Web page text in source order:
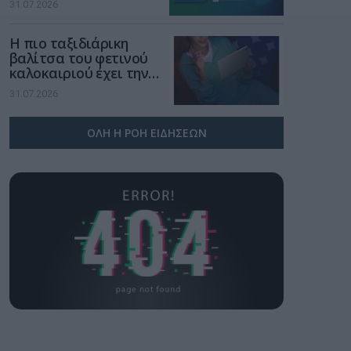
χώρο της άμυνας
31.07.2026
Η πιο ταξιδιάρικη
βαλίτσα του φετινού
καλοκαιριού έχει την
υπογραφή της Xiaomi
31.07.2026
ΟΛΗ Η ΡΟΗ ΕΙΔΗΣΕΩΝ